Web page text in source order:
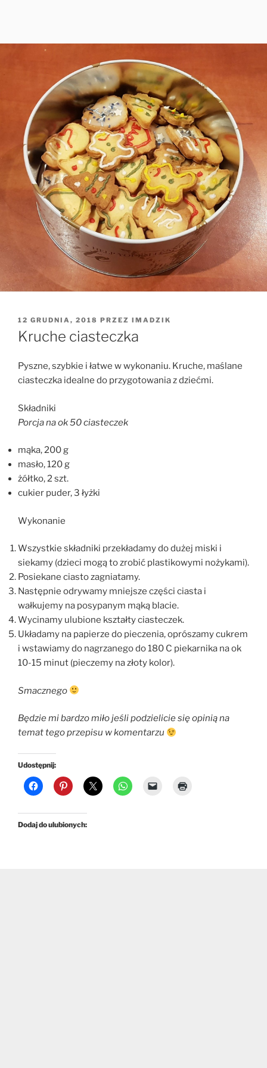
OPUBLIKOWANE
W
12 GRUDNIA, 2018 PRZEZ IMADZIK
Kruche ciasteczka
Pyszne, szybkie i łatwe w wykonaniu. Kruche, maślane
ciasteczka idealne do przygotowania z dziećmi.
Składniki
Porcja na ok 50 ciasteczek
mąka, 200 g
masło, 120 g
żółtko, 2 szt.
cukier puder, 3 łyżki
Wykonanie
Wszystkie składniki przekładamy do dużej miski i
siekamy (dzieci mogą to zrobić plastikowymi nożykami).
Posiekane ciasto zagniatamy.
Następnie odrywamy mniejsze części ciasta i
wałkujemy na posypanym mąką blacie.
Wycinamy ulubione kształty ciasteczek.
Układamy na papierze do pieczenia, oprószamy cukrem
i wstawiamy do nagrzanego do 180 C piekarnika na ok
10-15 minut (pieczemy na złoty kolor).
Smacznego
Będzie mi bardzo miło jeśli podzielicie się opinią na
temat tego przepisu w komentarzu
Udostępnij:
Dodaj do ulubionych: